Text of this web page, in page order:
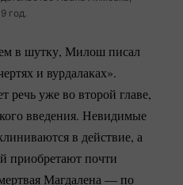
год.
в шутку, Милош писал
и вурдалаках».
речь уже во второй главе,
введения. Невидимые
в действие, а
приобретают почти
Магдалена — по